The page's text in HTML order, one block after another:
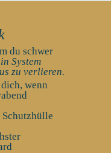
du schwer
System
zu verlieren.
wenn
Schutzhülle